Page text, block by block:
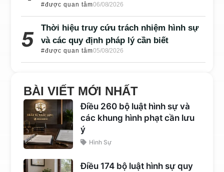
#được quan tâm06/08/2026
Thời hiệu truy cứu trách nhiệm hình sự
và các quy định pháp lý cần biết
#được quan tâm05/08/2026
BÀI VIẾT MỚI NHẤT
Điều 260 bộ luật hình sự và
các khung hình phạt cần lưu
ý
Hình Sự
Điều 174 bộ luật hình sự quy